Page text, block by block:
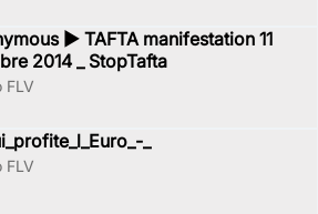
► TAFTA manifestation 11
2014 _ StopTafta
FLV
_
FLV